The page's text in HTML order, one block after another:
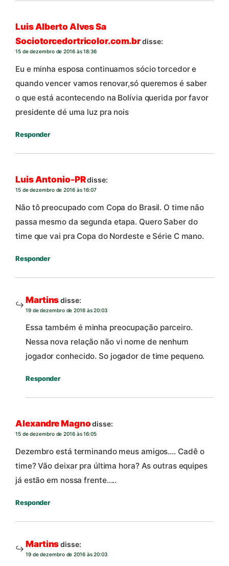
Luis Alberto Alves Sa
Sociotorcedortricolor.com.brdisse:
15 de dezembro de 2016 às 18:36
Eu e minha esposa continuamos sócio torcedor e
quando vencer vamos renovar,só queremos é saber
o que está acontecendo na Bolívia querida por favor
presidente dé uma luz pra nois
Responder
Luis Antonio-PRdisse:
15 de dezembro de 2016 às 16:07
Não tô preocupado com Copa do Brasil. O time não
passa mesmo da segunda etapa. Quero Saber do
time que vai pra Copa do Nordeste e Série C mano.
Responder
Martinsdisse:
19 de dezembro de 2016 às 20:03
Essa também é minha preocupação parceiro.
Nessa nova relação não vi nome de nenhum
jogador conhecido. So jogador de time pequeno.
Responder
Alexandre Magno disse:
15 de dezembro de 2016 às 16:05
Dezembro está terminando meus amigos…. Cadê o
time? Vão deixar pra última hora? As outras equipes
já estão em nossa frente…..
Responder
Martinsdisse:
19 de dezembro de 2016 às 20:03